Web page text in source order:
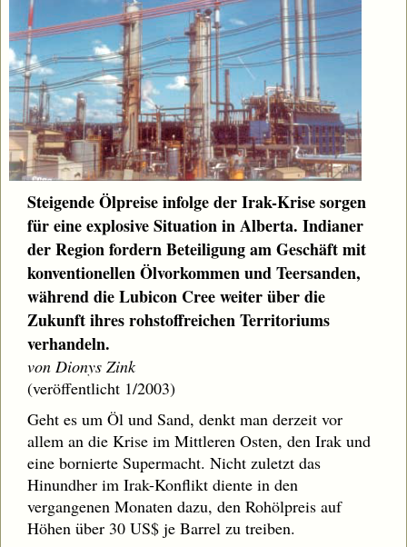
Steigende Ölpreise infolge der Irak-Krise sorgen
für eine explosive Situation in Alberta. Indianer
der Region fordern Beteiligung am Geschäft mit
konventionellen Ölvorkommen und Teersanden,
während die Lubicon Cree weiter über die
Zukunft ihres rohstoffreichen Territoriums
verhandeln.
von Dionys Zink
(veröffentlicht 1/2003)
Geht es um Öl und Sand, denkt man derzeit vor
allem an die Krise im Mittleren Osten, den Irak und
eine bornierte Supermacht. Nicht zuletzt das
Hinundher im Irak-Konflikt diente in den
vergangenen Monaten dazu, den Rohölpreis auf
Höhen über 30 US$ je Barrel zu treiben.